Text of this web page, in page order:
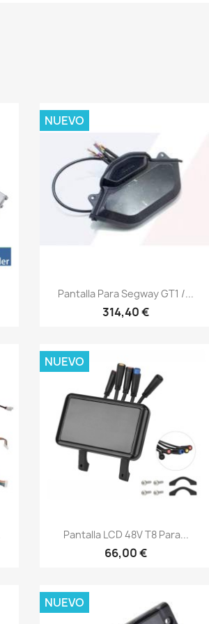
Vista rápida
Pantalla Para Segway GT1 /...
314,40 €
NUEVO
Vista rápida
Pantalla LCD 48V T8 Para...
66,00 €
NUEVO
NUEVO